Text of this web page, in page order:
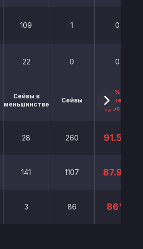
109 1 0
22 0 0
Сейвы в
меньшинстве
Сейвы
%
отраженных
бросков
28 260 91.5%
141 1107 87.9%
3 86 86%